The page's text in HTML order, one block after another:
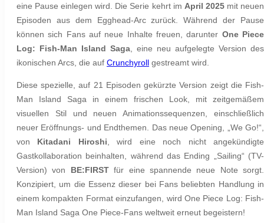
eine Pause einlegen wird. Die Serie kehrt im April 2025mit neuen
Episoden aus dem Egghead-Arczurück. Während der Pause
können sich Fans auf neue Inhalte freuen, darunter One Piece
Log: Fish-Man Island Saga , eine neu aufgelegte Version des
ikonischen Arcs, die auf Crunchyroll gestreamt wird.
Diese spezielle, auf 21 Episoden gekürzte Version zeigt die Fish-
Man Island Saga in einem frischen Look, mit zeitgemäßem
visuellen Stil und neuen Animationssequenzen, einschließlich
neuer Eröffnungs- und Endthemen. Das neue Opening, „We Go!“,
von Kitadani Hiroshi , wird eine noch nicht angekündigte
Gastkollaboration beinhalten, während das Ending „Sailing“ (TV-
Version) von BE:FIRSTfür eine spannende neue Note sorgt.
Konzipiert, um die Essenz dieser bei Fans beliebten Handlung in
einem kompakten Format einzufangen, wird One Piece Log: Fish-
Man Island Saga One Piece-Fans weltweit erneut begeistern!